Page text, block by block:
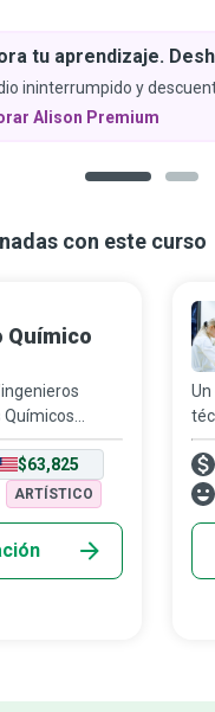
con este curso
Químico
Químicos
biología,
y
de
$63,825
ARTÍSTICO